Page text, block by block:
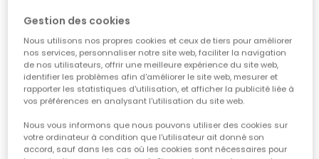
Gestion des cookies
Nous utilisons nos propres cookies et ceux de tiers pour améliorer
nos services, personnaliser notre site web, faciliter la navigation
de nos utilisateurs, offrir une meilleure expérience du site web,
identifier les problèmes afin d'améliorer le site web, mesurer et
rapporter les statistiques d'utilisation, et afficher la publicité liée à
vos préférences en analysant l'utilisation du site web.
Nous vous informons que nous pouvons utiliser des cookies sur
votre ordinateur à condition que l'utilisateur ait donné son
accord, sauf dans les cas où les cookies sont nécessaires pour